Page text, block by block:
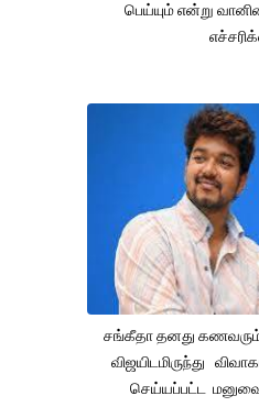
பெய்யும் என்று
சங்கீதா தனது
விஜயிடமிருந்து
செய்யப்பட்ட